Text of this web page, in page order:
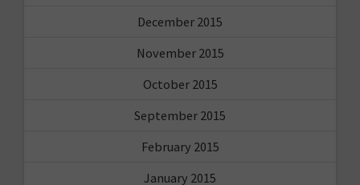
December 2015
November 2015
October 2015
September 2015
February 2015
January 2015